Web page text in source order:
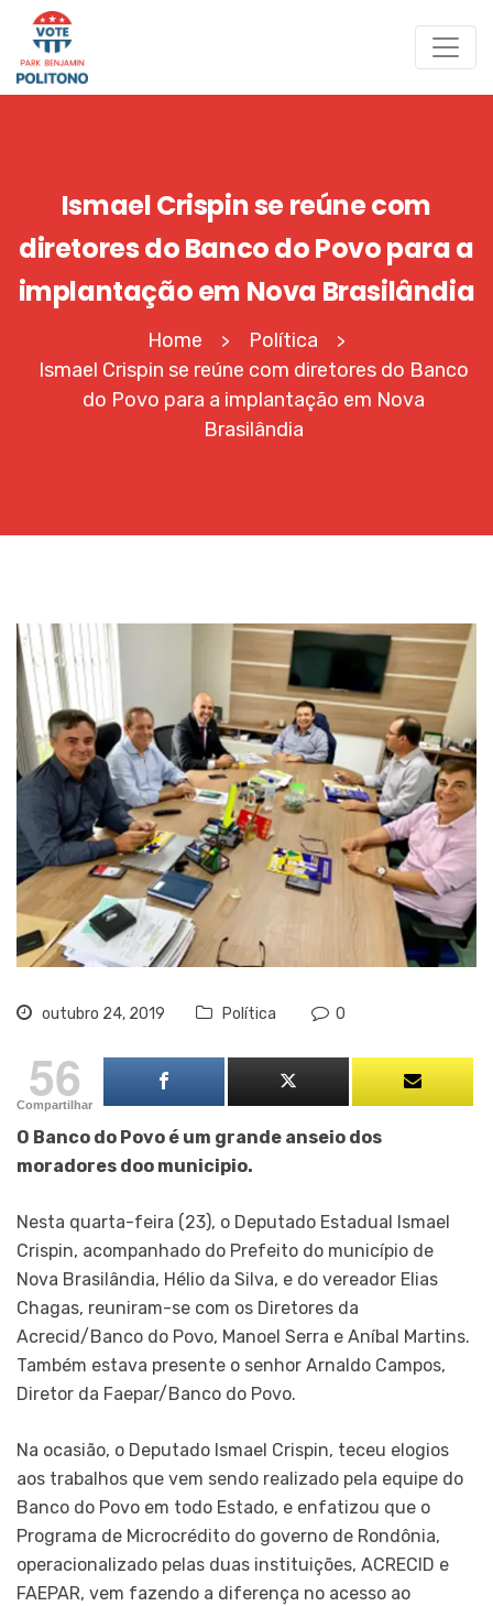
Ismael Crispin se reúne com
diretores do Banco do Povo para a
implantação em Nova Brasilândia
Home > Política >
Ismael Crispin se reúne com diretores do Banco
do Povo para a implantação em Nova
Brasilândia
outubro 24, 2019 Política 0
56
Compartilhar
O Banco do Povo é um grande anseio dos
moradores doo municipio.
Nesta quarta-feira (23), o Deputado Estadual Ismael
Crispin, acompanhado do Prefeito do município de
Nova Brasilândia, Hélio da Silva, e do vereador Elias
Chagas, reuniram-se com os Diretores da
Acrecid/Banco do Povo, Manoel Serra e Aníbal Martins.
Também estava presente o senhor Arnaldo Campos,
Diretor da Faepar/Banco do Povo.
Na ocasião, o Deputado Ismael Crispin, teceu elogios
aos trabalhos que vem sendo realizado pela equipe do
Banco do Povo em todo Estado, e enfatizou que o
Programa de Microcrédito do governo de Rondônia,
operacionalizado pelas duas instituições, ACRECID e
FAEPAR, vem fazendo a diferença no acesso ao